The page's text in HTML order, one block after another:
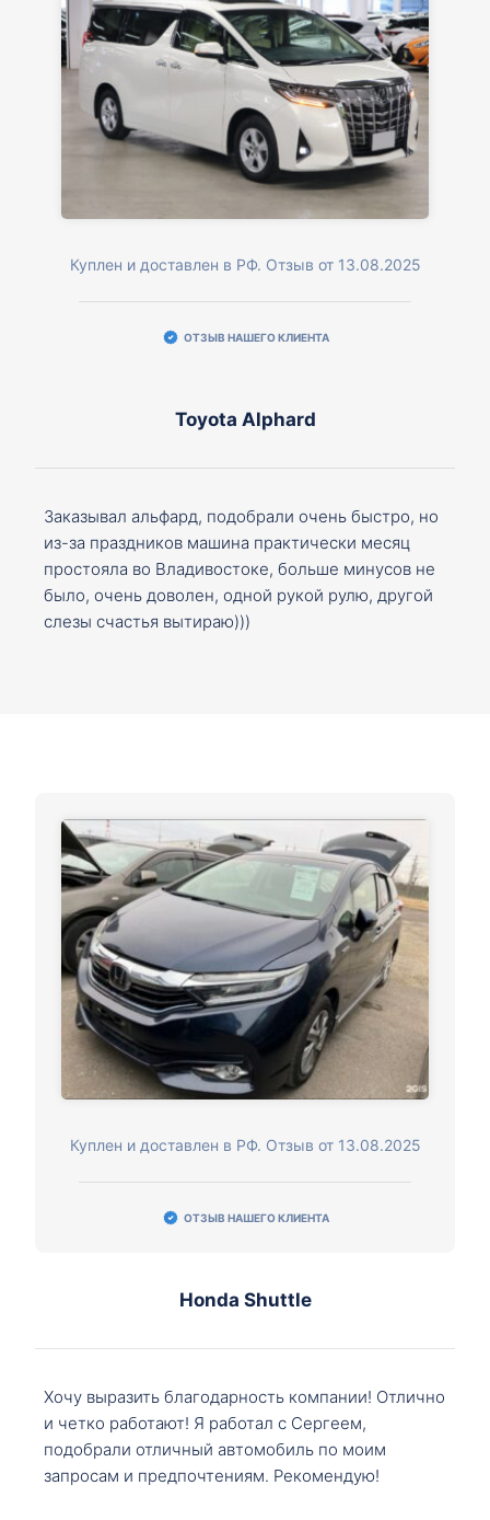
Куплен и доставлен в РФ. Отзыв от 13.08.2025
ОТЗЫВ НАШЕГО КЛИЕНТА
Toyota Alphard
Заказывал альфард, подобрали очень быстро, но
из-за праздников машина практически месяц
простояла во Владивостоке, больше минусов не
было, очень доволен, одной рукой рулю, другой
слезы счастья вытираю)))
Куплен и доставлен в РФ. Отзыв от 13.08.2025
ОТЗЫВ НАШЕГО КЛИЕНТА
Honda Shuttle
Хочу выразить благодарность компании! Отлично
и четко работают! Я работал с Сергеем,
подобрали отличный автомобиль по моим
запросам и предпочтениям. Рекомендую!